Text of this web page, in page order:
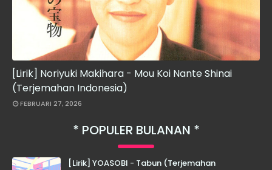
[Lirik] Noriyuki Makihara - Mou Koi Nante Shinai
(Terjemahan Indonesia)
FEBRUARI 27, 2026
POPULER BULANAN
[Lirik] YOASOBI - Tabun (Terjemahan